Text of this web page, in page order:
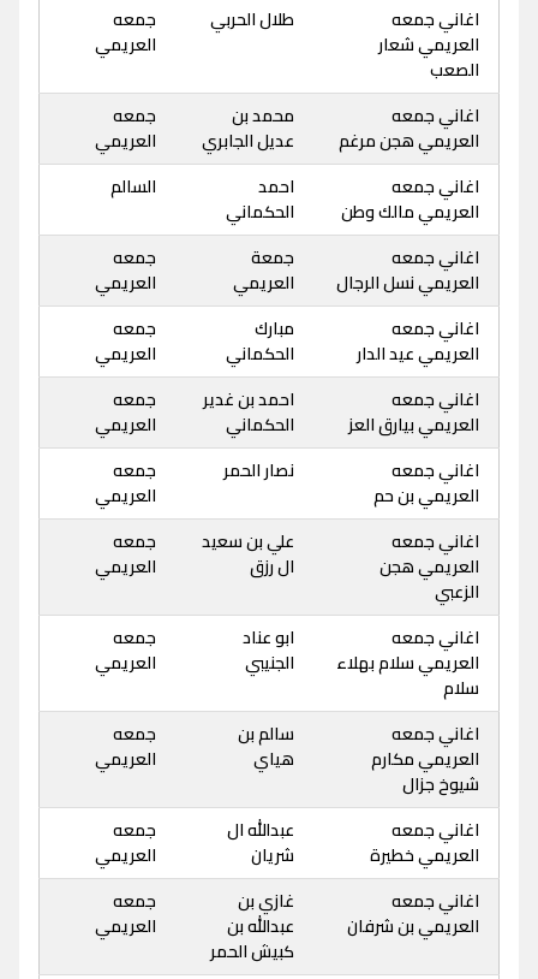
اغاني جمعه
العريمي شعار
الصعب
طلال الحربي
جمعه
العريمي
اغاني جمعه
العريمي هجن مرغم
محمد بن
عديل الجابري
جمعه
العريمي
اغاني جمعه
العريمي مالك وطن
احمد
الحكماني
السالم
اغاني جمعه
العريمي نسل الرجال
جمعة
العريمي
جمعه
العريمي
اغاني جمعه
العريمي عيد الدار
مبارك
الحكماني
جمعه
العريمي
اغاني جمعه
العريمي بيارق العز
احمد بن غدير
الحكماني
جمعه
العريمي
اغاني جمعه
العريمي بن حم
نصار الحمر
جمعه
العريمي
اغاني جمعه
العريمي هجن
الزعبي
علي بن سعيد
ال رزق
جمعه
العريمي
اغاني جمعه
العريمي سلام بهلاء
سلام
ابو عناد
الجنيبي
جمعه
العريمي
اغاني جمعه
العريمي مكارم
شيوخ جزال
سالم بن
هياي
جمعه
العريمي
اغاني جمعه
العريمي خطيرة
عبدالله ال
شريان
جمعه
العريمي
اغاني جمعه
العريمي بن شرفان
غازي بن
عبدالله بن
كبيش الحمر
جمعه
العريمي